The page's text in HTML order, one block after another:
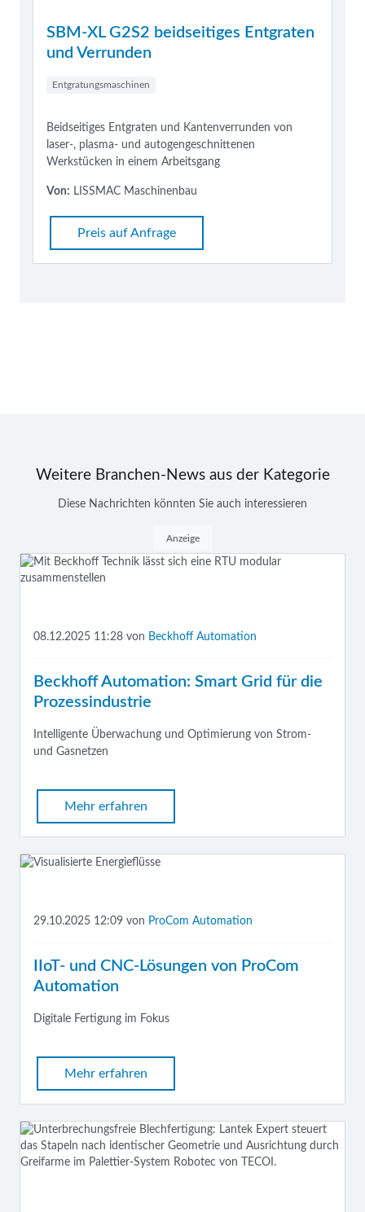
SBM-XL G2S2 beidseitiges Entgraten
und Verrunden
Entgratungsmaschinen
Beidseitiges Entgraten und Kantenverrunden von
laser-, plasma- und autogengeschnittenen
Werkstücken in einem Arbeitsgang
Von: LISSMAC Maschinenbau
Preis auf Anfrage
Weitere Branchen-News aus der Kategorie
Diese Nachrichten könnten Sie auch interessieren
Anzeige
08.12.2025 11:28 von Beckhoff Automation
Beckhoff Automation: Smart Grid für die
Prozessindustrie
Intelligente Überwachung und Optimierung von Strom-
und Gasnetzen
Mehr erfahren
29.10.2025 12:09 von ProCom Automation
IIoT- und CNC-Lösungen von ProCom
Automation
Digitale Fertigung im Fokus
Mehr erfahren